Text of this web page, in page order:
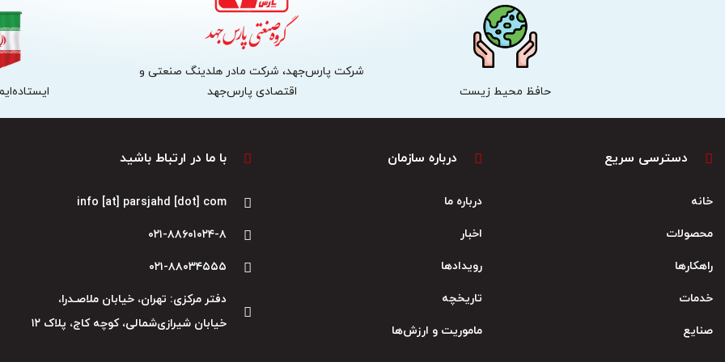
حافظ محیط زیست
شرکت پارس‌جهد، شرکت مادر هلدینگ صنعتی و
اقتصادی پارس‌جهد
دسترسی سریع
خانه
محصولات
راهکارها
خدمات
صنایع
درباره سازمان
درباره ما
اخبار
رویدادها
تاریخچه
ماموریت و ارزش‌ها
با ما در ارتباط باشید
info [at] parsjahd [dot] com
۰۲۱-۸۸۶۰۱۰۲۴-۸
۰۲۱-۸۸۰۳۴۵۵۵
دفتر مرکزی: تهران، خیابان ملاصـدرا،
خیابان شیرازی‌شمالی، کوچه کاج، پلاک ۱۲